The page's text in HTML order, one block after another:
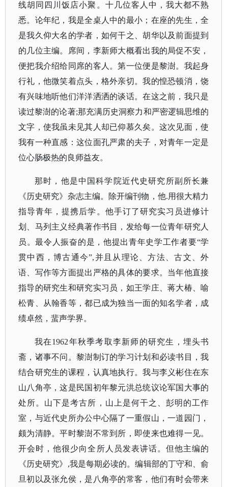
线胡同四川饭店小聚。十几位客人中，我大都不熟
悉。论年纪，我是全桌人中的最小；在座的先生，全
是我久仰大名的学者，如何干之、胡华以及前面提到
的几位主编。席间，李新师大概看出我的局促不安，
便把我介绍给同席的客人。第一位便是黎澍。我起身
行礼，他微笑着点头，格外亲切。我的惶恐顿消，饶
有兴味地听他们洋洋洒洒的谈话。在这之前，我只是
读过黎澍的论著;那充满历史洞察力和严密逻辑思维的
文字，使我虽未见其人却已仰慕久矣。这次见面，使
我有一种直感：这位面孔严肃的夫子，对青年一定是
位心肠极热的良师益友。
那时，他是中国科学院近代史研究所副所长兼
《历史研究》杂志主编。除开编刊物，他.用很大精力
指导青年，提携后学。他手订了研究实习员进修计
划、马列主义经典著作书目，发给每一位青年研究人
员。最令人振奋的是，他提出青年史学工作者要“学
贯中西，博古通今”,并且从理论、方法、古文、外
语、写作等方面提出严格的具体的要求。当年他直接
指导的研究生和研究实习员，如王学庄、蒋大椿、喻
松青、从翰香等，都已成为独当一面的知名学者，成
绩卓然，蜚声学界。
我在1962年秋季考取李新师的研究生，埋头书
斋，诸事不问。黎澍制订的学习计划和必读书目，我
结合研究生的课程，认真地执行。我与李义彬住在东
山八角亭，这是民国初年黎元洪总统议论军国大事的
处所。山下是考古所，山上是何干之、彭明的工作
室，与近代史所办公中心隔了一重假山，一道园门，
颇为清静。平时黎澍不常到所，即使来也难得一见。
开会时，他很少向全所人员发表讲话。但他主编的
《历史研究》,我是每期必读的。编辑部的丁守和、俞
旦初以及张允侯，是八角亭的常客，他们有时会带来